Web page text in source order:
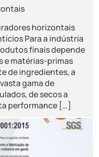
horizontais
Para a indústria
finais depende
e matérias-primas
de ingredientes, a
gama de
de secos a
performance […]